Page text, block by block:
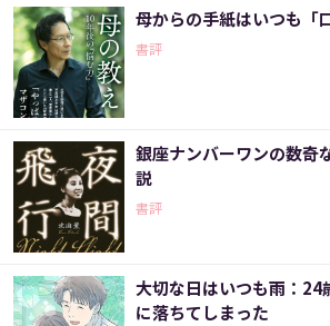
母からの手紙はいつも「
書評
銀座ナンバーワンの数奇
説
書評
大切な日はいつも雨：24
に落ちてしまった